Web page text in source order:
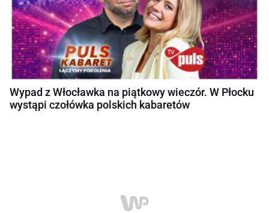
Wypad z Włocławka na piątkowy wieczór. W Płocku
wystąpi czołówka polskich kabaretów